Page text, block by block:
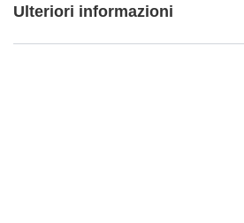
Ulteriori informazioni